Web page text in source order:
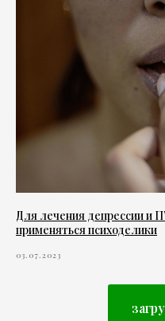
Для лечения депрессии и
применяться психоделики
03.07.2023